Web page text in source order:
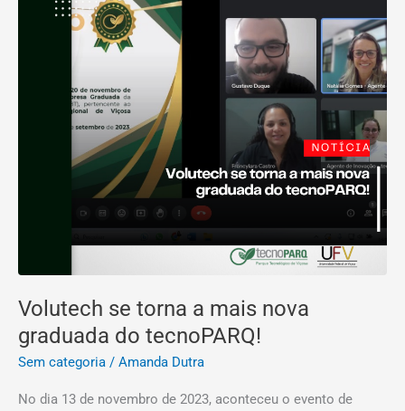
Volutech se torna a mais nova
graduada do tecnoPARQ!
Sem categoria / Amanda Dutra
No dia 13 de novembro de 2023, aconteceu o evento de
tecnoPARQ!